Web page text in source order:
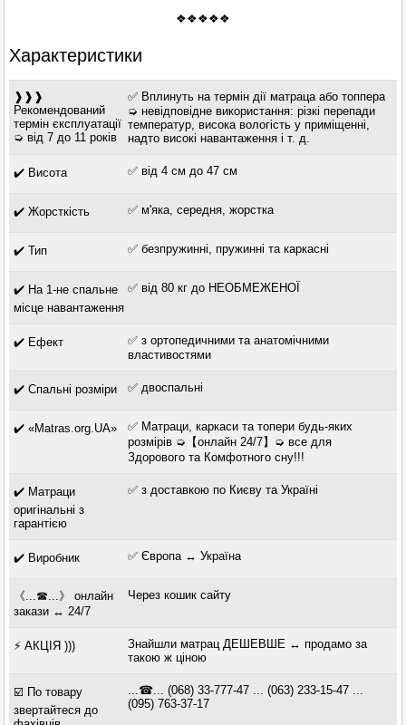
❖❖❖❖❖
Характеристики
❱❱❱
Рекомендований
термін єксплуатації
➭ від 7 до 11 років
✅ Вплинуть на термін дії матраца або топпера
➭ невідповідне використання: різкі перепади
температур, висока вологість у приміщенні,
надто високі навантаження і т. д.
✔️ Висота ✅ від 4 см до 47 см
✔️ Жорсткість ✅ м'яка, середня, жорстка
✔️ Тип ✅ безпружинні, пружинні та каркасні
✔️ На 1-не спальне
місце навантаження
✅ від 80 кг до НЕОБМЕЖЕНОЇ
✔️ Ефект
✅ з ортопедичними та анатомічними
властивостями
✔️ Спальні розміри ✅ двоспальні
✔️ «Matras.org.UA»
✅ Матраци, каркаси та топери будь-яких
розмірів ➭【онлайн 24/7】➭ все для
Здорового та Комфотного сну!!!
✔️ Матраци
оригінальні з
гарантією
✅ з доставкою по Києву та Україні
✔️ Виробник ✅ Європа ↔ Україна
《...☎...》 онлайн
закази ↔ 24/7
Через кошик сайту
⚡ АКЦІЯ )))
Знайшли матрац ДЕШЕВШЕ ↔ продамо за
такою ж ціною
☑️ По товару
звертайтеся до
...☎... (068) 33-777-47 ... (063) 233-15-47 ...
(095) 763-37-17